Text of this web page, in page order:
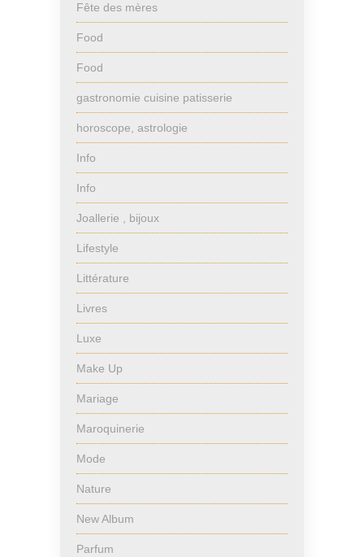
Fête des mères
Food
Food
gastronomie cuisine patisserie
horoscope, astrologie
Info
Info
Joallerie , bijoux
Lifestyle
Littérature
Livres
Luxe
Make Up
Mariage
Maroquinerie
Mode
Nature
New Album
Parfum